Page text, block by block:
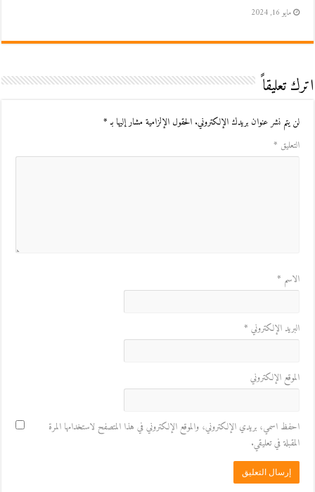
مايو 16, 2024
اترك تعليقاً
لن يتم نشر عنوان بريدك الإلكتروني. الحقول الإلزامية مشار إليها بـ*
التعليق *
الاسم *
البريد الإلكتروني *
الموقع الإلكتروني
احفظ اسمي، بريدي الإلكتروني، والموقع الإلكتروني في هذا المتصفح لاستخدامها المرة
المقبلة في تعليقي.